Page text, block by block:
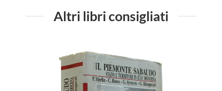
Altri libri consigliati